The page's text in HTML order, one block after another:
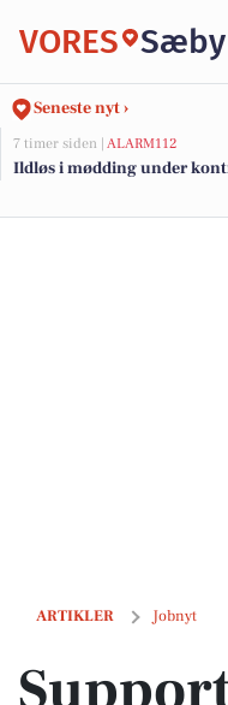
VORES Sæby
Seneste nyt ›
7 timer siden | ALARM112
Ildløs i mødding under
ARTIKLER Jobnyt
Supportmedarbejder